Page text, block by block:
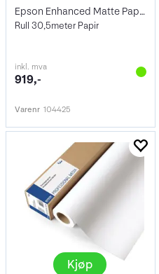
Epson Enhanced Matte Paper 17" 189g
Rull 30,5meter Papir
inkl. mva
919,-
Varenr 104425
Kjøp